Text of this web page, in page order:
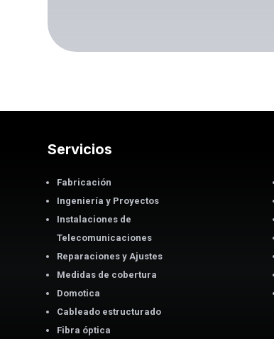
Servicios
Fabricación
Ingeniería y Proyectos
Instalaciones de
Telecomunicaciones
Reparaciones y Ajustes
Medidas de cobertura
Domotica
Cableado estructurado
Fibra óptica